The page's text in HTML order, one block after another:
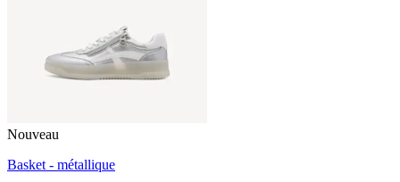
Nouveau
Basket - métallique